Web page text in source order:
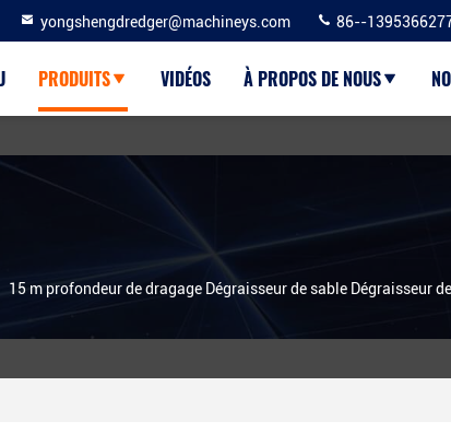
yongshengdredger@machineys.com 86--
PRODUITS VIDÉOS À PROPOS DE NOUS
15 m profondeur de dragage Dégraisseur de sable Dégraisseur